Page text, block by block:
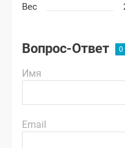
Вес
Вопрос-Ответ
Имя
Email